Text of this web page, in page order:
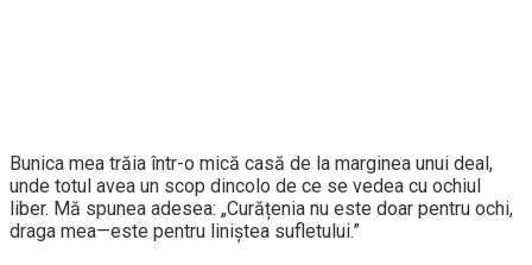
Bunica mea trăia într-o mică casă de la marginea unui deal,
unde totul avea un scop dincolo de ce se vedea cu ochiul
liber. Mă spunea adesea: „Curățenia nu este doar pentru ochi,
draga mea—este pentru liniștea sufletului.”